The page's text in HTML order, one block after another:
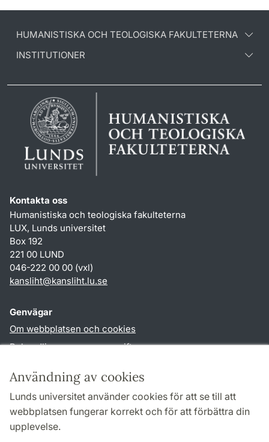
Användning av cookies
Lunds universitet använder cookies för att se till att
webbplatsen fungerar korrekt och för att förbättra din
upplevelse.
HUMANISTISKA OCH TEOLOGISKA FAKULTETERNA
INSTITUTIONER
Kontakta oss
Humanistiska och teologiska fakulteterna
LUX, Lunds universitet
Box 192
221 00 LUND
046-222 00 00 (vxl)
kansliht@kansliht.lu.se
Genvägar
Om webbplatsen och cookies
Behandling av personuppgifter
TYPO3-login
Följ oss i sociala medier